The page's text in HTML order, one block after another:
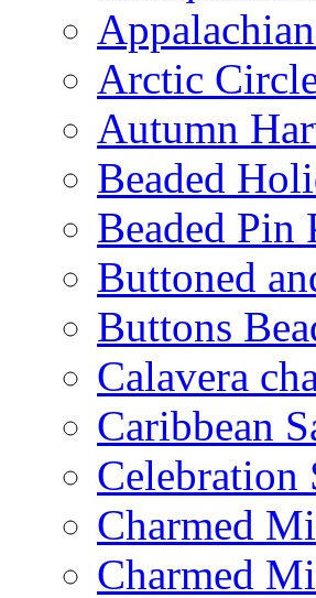
Arctic
Autumn
Beaded
Beaded Pin
Buttoned
Buttons
Calavera
Caribbean
Celebration
Charmed
Charmed